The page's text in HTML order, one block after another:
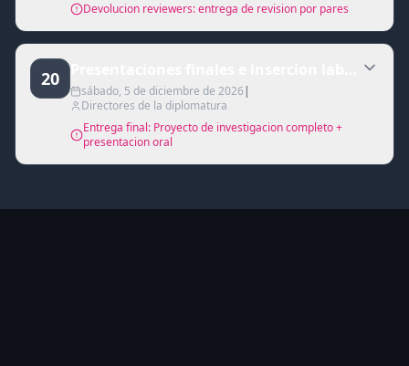
Devolucion reviewers: entrega de revision por pares
20 Presentaciones finales e insercion laboral en
sábado, 5 de diciembre de 2026 |
Directores de la diplomatura
Entrega final: Proyecto de investigacion completo +
presentacion oral